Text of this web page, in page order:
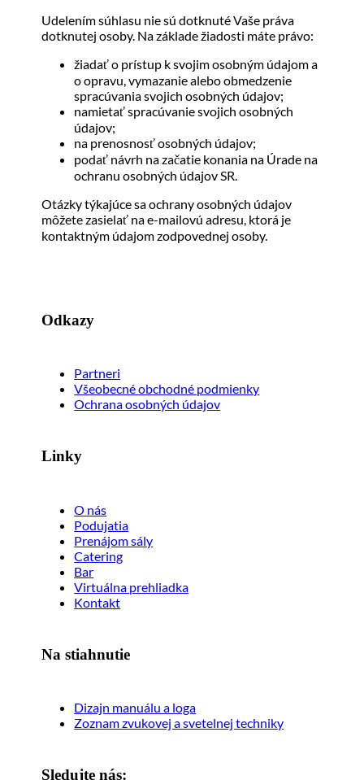
Udelením súhlasu nie sú dotknuté Vaše práva
dotknutej osoby. Na základe žiadosti máte právo:
žiadať o prístup k svojim osobným údajom a
o opravu, vymazanie alebo obmedzenie
spracúvania svojich osobných údajov;
namietať spracúvanie svojich osobných
údajov;
na prenosnosť osobných údajov;
podať návrh na začatie konania na Úrade na
ochranu osobných údajov SR.
Otázky týkajúce sa ochrany osobných údajov
môžete zasielať na e-mailovú adresu, ktorá je
kontaktným údajom zodpovednej osoby.
Odkazy
Partneri
Všeobecné obchodné podmienky
Ochrana osobných údajov
Linky
O nás
Podujatia
Prenájom sály
Catering
Bar
Virtuálna prehliadka
Kontakt
Na stiahnutie
Dizajn manuálu a loga
Zoznam zvukovej a svetelnej techniky
Sledujte nás: